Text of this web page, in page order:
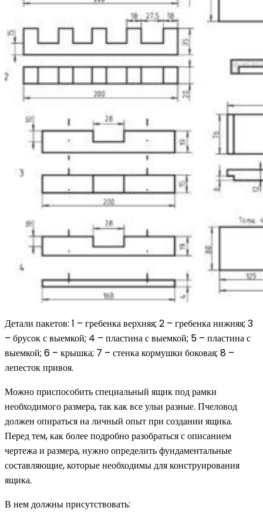
Детали пакетов: 1 – гребенка верхняя; 2 – гребенка нижняя; 3
– брусок с выемкой; 4 – пластина с выемкой; 5 – пластина с
выемкой; 6 – крышка; 7 – стенка кормушки боковая; 8 –
лепесток привоя.
Можно приспособить специальный ящик под рамки
необходимого размера, так как все ульи разные. Пчеловод
должен опираться на личный опыт при создании ящика.
Перед тем, как более подробно разобраться с описанием
чертежа и размера, нужно определить фундаментальные
составляющие, которые необходимы для конструирования
ящика.
В нем должны присутствовать: